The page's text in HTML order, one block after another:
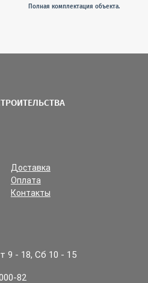
файл
Полная комплектация объекта.
Доставка
Оплата
Контакты
9 - 18, Сб 10 - 15
82